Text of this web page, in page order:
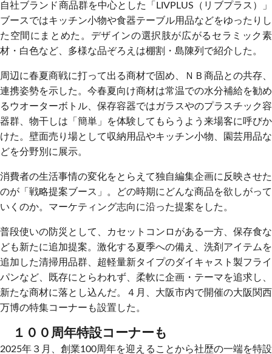
自社ブランド商品群を中心とした「LIVPLUS（リブプラス）」
ブースではキッチン小物や食器テーブル用品などをゆったりし
た空間にまとめた。デザインの選択肢が広がるセラミック素
材・白色など、多様な品ぞろえは棚割・島陳列で紹介した。
周辺に春夏商戦に打って出る商材で固め、ＮＢ商品との共存、
連携姿勢を示した。今春夏向け商材は常温での水分補給を勧め
るウオーターボトル、保存容器ではガラスやのプラスチック容
器群、物干しは「簡単」を体験してもらうよう来場客に呼びか
けた。壁面売り場として収納用品やキッチン小物、園芸用品な
どを分野別に展示。
消費者の生活事情の変化をとらえて独自編集企画に反映させた
のが「戦略提案ブース」。どの時期にどんな商品を欲しがって
いくのか。マーケティング志向に沿った提案をした。
普段使いの防災として、カセットコンロがある一方、保存食な
ども新たに追加提案。激化する夏季への備え、洗剤アイテムを
追加した清掃用品群、超軽量新タイプのダイキャスト製フライ
パンなど、既存にとらわれず、柔軟に企画・テーマを追求し、
新たな商材に落とし込んだ。４月、大阪市内で開催の大阪関西
万博の特集コーナーも設置した。
１００周年特設コーナーも
2025年３月、創業100周年を迎えることから社歴の一端を特設